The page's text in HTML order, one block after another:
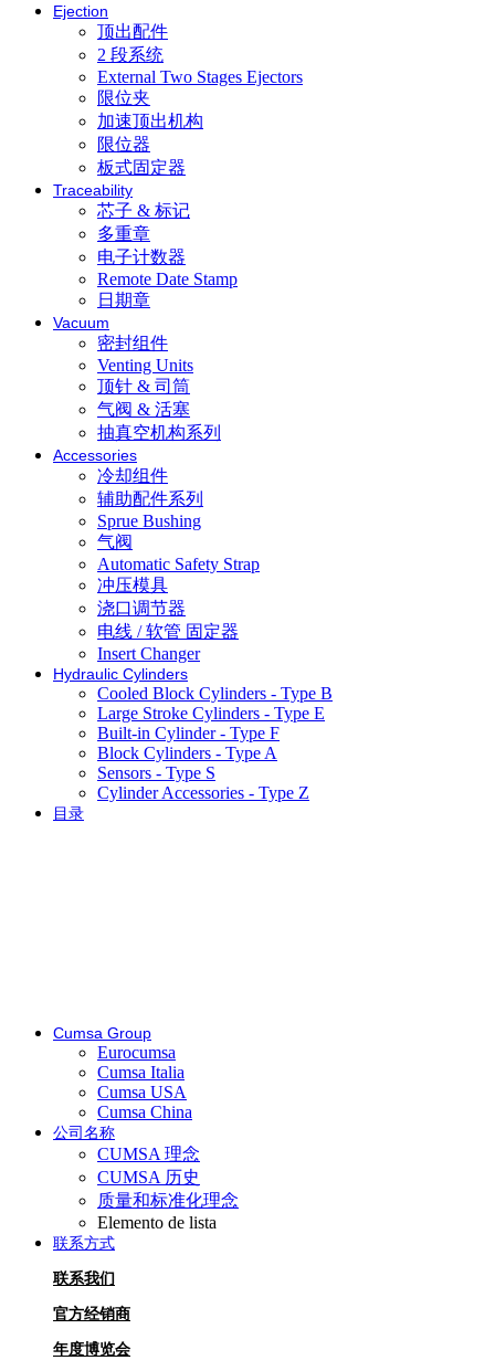
Ejection
顶出配件
2 段系统
External Two Stages Ejectors
限位夹
加速顶出机构
限位器
板式固定器
Traceability
芯子 & 标记
多重章
电子计数器
Remote Date Stamp
日期章
Vacuum
密封组件
Venting Units
顶针 & 司筒
气阀 & 活塞
抽真空机构系列
Accessories
冷却组件
辅助配件系列
Sprue Bushing
气阀
Automatic Safety Strap
冲压模具
浇口调节器
电线 / 软管 固定器
Insert Changer
Hydraulic Cylinders
Cooled Block Cylinders - Type B
Large Stroke Cylinders - Type E
Built-in Cylinder - Type F
Block Cylinders - Type A
Sensors - Type S
Cylinder Accessories - Type Z
目录
Cumsa Group
Eurocumsa
Cumsa Italia
Cumsa USA
Cumsa China
公司名称
CUMSA 理念
CUMSA 历史
质量和标准化理念
Elemento de lista
联系方式
联系我们
官方经销商
年度博览会